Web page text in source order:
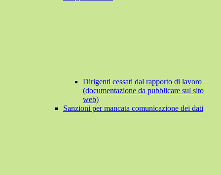
Dirigenti cessati dal rapporto di lavoro
(documentazione da pubblicare sul sito
web)
Sanzioni per mancata comunicazione dei dati